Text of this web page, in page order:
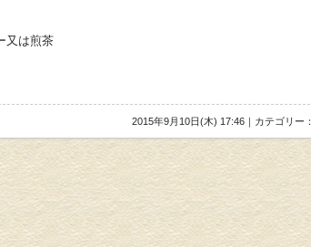
は煎茶
2015年9月10日(木) 17:46｜カテゴリー：